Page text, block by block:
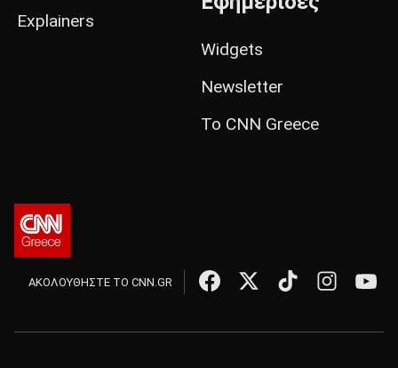
Explainers
Widgets
Newsletter
Το CNN Greece
ΑΚΟΛΟΥΘΗΣΤΕ ΤΟ CNN.GR